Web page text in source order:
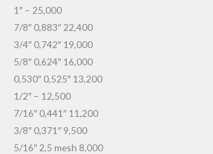
1″ – 25,000
7/8″ 0,883″ 22,400
3/4″ 0,742″ 19,000
5/8″ 0,624″ 16,000
0,530″ 0,525″ 13,200
1/2″ – 12,500
7/16″ 0,441″ 11,200
3/8″ 0,371″ 9,500
5/16″ 2,5 mesh 8,000